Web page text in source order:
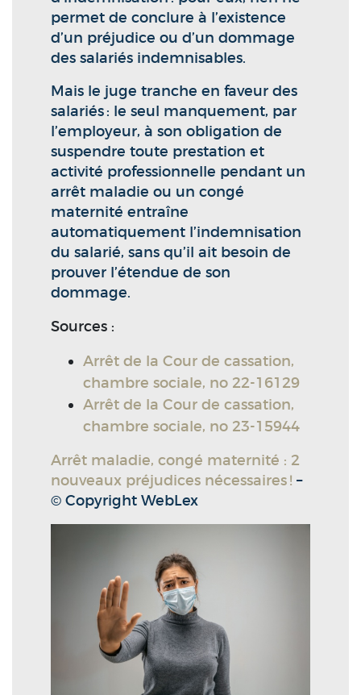
permet de conclure à l’existence
d’un préjudice ou d’un dommage
des salariés indemnisables.
Mais le juge tranche en faveur des
salariés : le seul manquement, par
l’employeur, à son obligation de
suspendre toute prestation et
activité professionnelle pendant un
arrêt maladie ou un congé
maternité entraîne
automatiquement l’indemnisation
du salarié, sans qu’il ait besoin de
prouver l’étendue de son
dommage.
Sources :
Arrêt de la Cour de cassation,
chambre sociale, no 22-16129
Arrêt de la Cour de cassation,
chambre sociale, no 23-15944
Arrêt maladie, congé maternité : 2
nouveaux préjudices nécessaires ! –
© Copyright WebLex